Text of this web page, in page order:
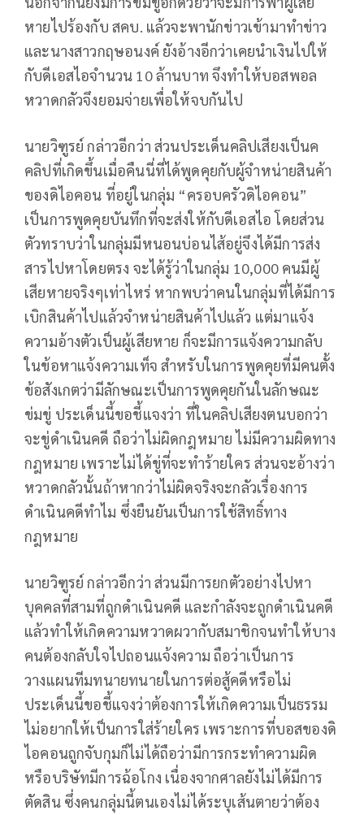
หายไปร้องกับ สคบ. แล้วจะพานักข่าวเข้ามาทำข่าว
และนางสาวกฤษอนงค์ ยังอ้างอีกว่าเคยนำเงินไปให้
กับดีเอสไอจำนวน 10 ล้านบาท จึงทำให้บอสพอล
หวาดกลัวจึงยอมจ่ายเพื่อให้จบกันไป
นายวิฑูรย์ กล่าวอีกว่า ส่วนประเด็นคลิปเสียงเป็นค
คลิปที่เกิดขึ้นเมื่อคืนนี่ที่ได้พูดคุยกับผู้จำหน่ายสินค้า
ของดิไอคอน ที่อยู่ในกลุ่ม “ครอบครัวดิไอคอน”
เป็นการพูดคุยบันทึกที่จะส่งให้กับดีเอสไอ โดยส่วน
ตัวทราบว่าในกลุ่มมีหนอนบ่อนไส้อยู่จึงได้มีการส่ง
สารไปหาโดยตรง จะได้รู้ว่าในกลุ่ม 10,000 คนมีผู้
เสียหายจริงๆเท่าไหร่ หากพบว่าคนในกลุ่มที่ได้มีการ
เบิกสินค้าไปแล้วจำหน่ายสินค้าไปแล้ว แต่มาแจ้ง
ความอ้างตัวเป็นผู้เสียหาย ก็จะมีการแจ้งความกลับ
ในข้อหาแจ้งความเท็จ สำหรับในการพูดคุยที่มีคนตั้ง
ข้อสังเกตว่ามีลักษณะเป็นการพูดคุยกันในลักษณะ
ข่มขู่ ประเด็นนี้ขอชี้แจงว่า ที่ในคลิปเสียงตนบอกว่า
จะขู่ดำเนินคดี ถือว่าไม่ผิดกฎหมาย ไม่มีความผิดทาง
กฎหมาย เพราะไม่ได้ขู่ที่จะทำร้ายใคร ส่วนจะอ้างว่า
หวาดกลัวนั้นถ้าหากว่าไม่ผิดจริงจะกลัวเรื่องการ
ดำเนินคดีทำไม ซึ่งยืนยันเป็นการใช้สิทธิ์ทาง
กฎหมาย
นายวิฑูรย์ กล่าวอีกว่า ส่วนมีการยกตัวอย่างไปหา
บุคคลที่สามที่ถูกดำเนินคดี และกำลังจะถูกดำเนินคดี
แล้วทำให้เกิดความหวาดผวากับสมาชิกจนทำให้บาง
คนต้องกลับใจไปถอนแจ้งความ ถือว่าเป็นการ
วางแผนทีมทนายทนายในการต่อสู้คดีหรือไม่
ประเด็นนี้ขอชี้แจงว่าต้องการให้เกิดความเป็นธรรม
ไม่อยากให้เป็นการใส่ร้ายใคร เพราะการที่บอสของดิ
ไอคอนถูกจับกุมก็ไม่ได้ถือว่ามีการกระทำความผิด
หรือบริษัทมีการฉ้อโกง เนื่องจากศาลยังไม่ได้มีการ
ตัดสิน ซึ่งคนกลุ่มนี้ตนเองไม่ได้ระบุเส้นตายว่าต้อง